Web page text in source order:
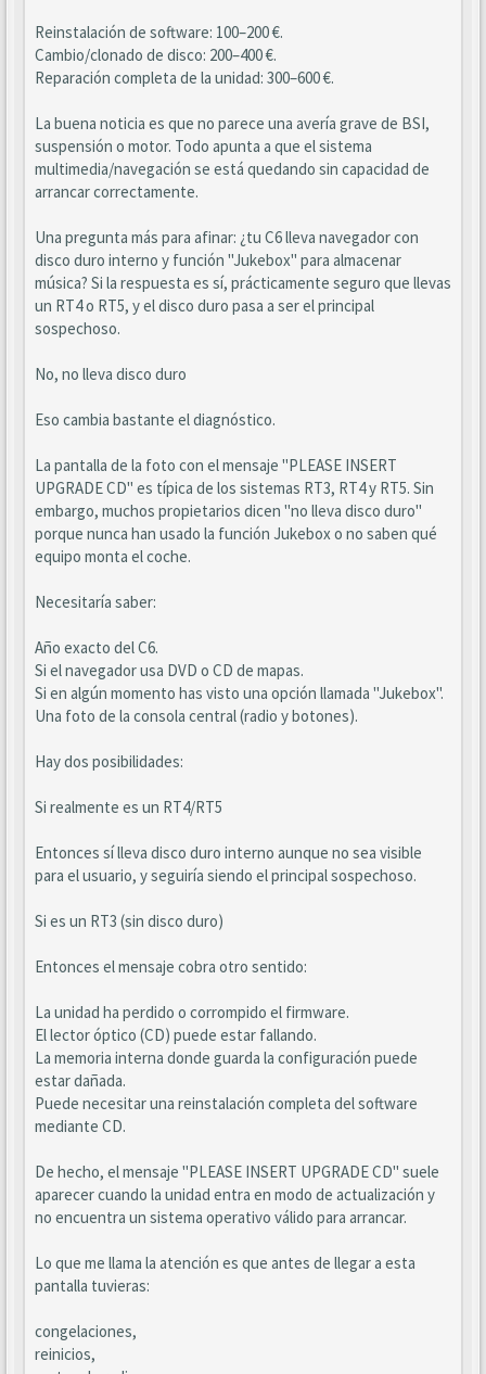
Reinstalación de software: 100–200 €.
Cambio/clonado de disco: 200–400 €.
Reparación completa de la unidad: 300–600 €.
La buena noticia es que no parece una avería grave de BSI,
suspensión o motor. Todo apunta a que el sistema
multimedia/navegación se está quedando sin capacidad de
arrancar correctamente.
Una pregunta más para afinar: ¿tu C6 lleva navegador con
disco duro interno y función "Jukebox" para almacenar
música? Si la respuesta es sí, prácticamente seguro que llevas
un RT4 o RT5, y el disco duro pasa a ser el principal
sospechoso.
No, no lleva disco duro
Eso cambia bastante el diagnóstico.
La pantalla de la foto con el mensaje "PLEASE INSERT
UPGRADE CD" es típica de los sistemas RT3, RT4 y RT5. Sin
embargo, muchos propietarios dicen "no lleva disco duro"
porque nunca han usado la función Jukebox o no saben qué
equipo monta el coche.
Necesitaría saber:
Año exacto del C6.
Si el navegador usa DVD o CD de mapas.
Si en algún momento has visto una opción llamada "Jukebox".
Una foto de la consola central (radio y botones).
Hay dos posibilidades:
Si realmente es un RT4/RT5
Entonces sí lleva disco duro interno aunque no sea visible
para el usuario, y seguiría siendo el principal sospechoso.
Si es un RT3 (sin disco duro)
Entonces el mensaje cobra otro sentido:
La unidad ha perdido o corrompido el firmware.
El lector óptico (CD) puede estar fallando.
La memoria interna donde guarda la configuración puede
estar dañada.
Puede necesitar una reinstalación completa del software
mediante CD.
De hecho, el mensaje "PLEASE INSERT UPGRADE CD" suele
aparecer cuando la unidad entra en modo de actualización y
no encuentra un sistema operativo válido para arrancar.
Lo que me llama la atención es que antes de llegar a esta
pantalla tuvieras:
congelaciones,
reinicios,